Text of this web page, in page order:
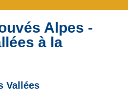
Alpes -
à la
Vallées